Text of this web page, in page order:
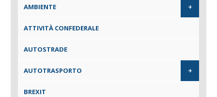
AMBIENTE +
ATTIVITÀ CONFEDERALE
AUTOSTRADE
AUTOTRASPORTO +
BREXIT